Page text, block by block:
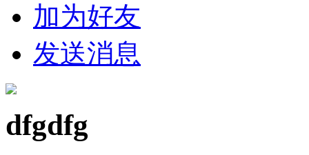
加为好友
发送消息
dfgdfg